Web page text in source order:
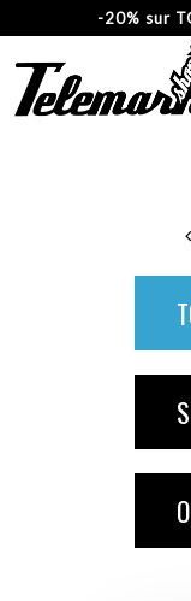
-20% sur